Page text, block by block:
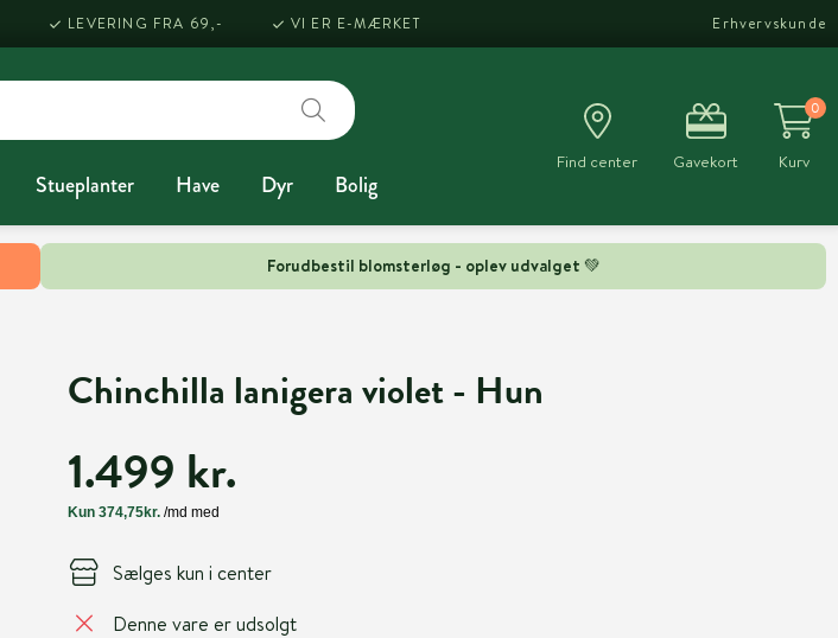
Forudbestil blomsterløg - oplev udvalget 💚
LEVERING FRA 69,- VI ER E-MÆRKET Erhvervskunde
Stueplanter Have Dyr Bolig
Find center Gavekort
0
Kurv
Chinchilla lanigera violet - Hun
1.499 kr.
Sælges kun i center
Denne vare er udsolgt